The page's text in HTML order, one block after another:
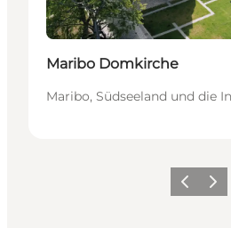
Maribo Domkirche
Maribo, Südseeland und die
ZurückWeiter